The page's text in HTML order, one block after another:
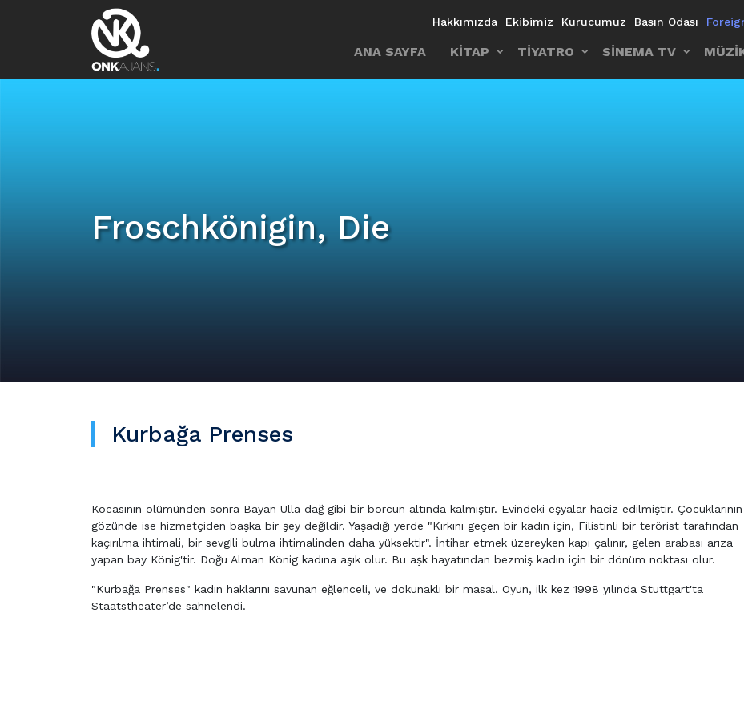
Hakkımızda Ekibimiz Kurucumuz Basın Odası
ANA SAYFA KİTAP TİYATRO SİNEMA TV
Froschkönigin, Die
Kurbağa Prenses
Kocasının ölümünden sonra Bayan Ulla dağ gibi bir borcun altında kalmıştır. Evindeki eşyalar haciz edilmiştir. Çocuklarının
gözünde ise hizmetçiden başka bir şey değildir. Yaşadığı yerde "Kırkını geçen bir kadın için, Filistinli bir terörist tarafından
kaçırılma ihtimali, bir sevgili bulma ihtimalinden daha yüksektir". İntihar etmek üzereyken kapı çalınır, gelen arabası arıza
yapan bay König'tir. Doğu Alman König kadına aşık olur. Bu aşk hayatından bezmiş kadın için bir dönüm noktası olur.
"Kurbağa Prenses" kadın haklarını savunan eğlenceli, ve dokunaklı bir masal. Oyun, ilk kez 1998 yılında Stuttgart'ta
Staatstheater’de sahnelendi.